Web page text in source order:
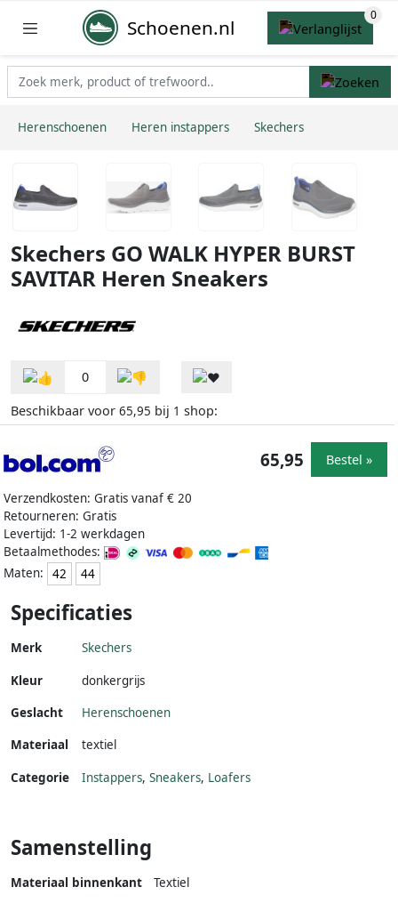
Schoenen.nl
Herenschoenen Heren instappers Skechers
Skechers GO WALK HYPER BURST
SAVITAR Heren Sneakers
0
Beschikbaar voor 65,95 bij 1 shop:
Verzendkosten: Gratis vanaf € 20
Retourneren: Gratis
Levertijd: 1-2 werkdagen
Betaalmethodes:
Maten:
42 44
65,95 Bestel »
Specificaties
Merk Skechers
Kleur
donkergrijs
Geslacht
Herenschoenen
Materiaal
textiel
Categorie Instappers, Sneakers, Loafers
Samenstelling
Materiaal binnenkant
Textiel